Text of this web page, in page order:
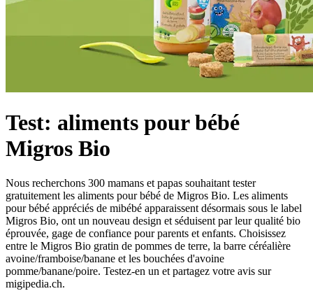
Test: aliments pour bébé
Migros Bio
Nous recherchons 300 mamans et papas souhaitant tester
gratuitement les aliments pour bébé de Migros Bio. Les aliments
pour bébé appréciés de mibébé apparaissent désormais sous le label
Migros Bio, ont un nouveau design et séduisent par leur qualité bio
éprouvée, gage de confiance pour parents et enfants. Choisissez
entre le Migros Bio gratin de pommes de terre, la barre céréalière
avoine/framboise/banane et les bouchées d'avoine
pomme/banane/poire. Testez-en un et partagez votre avis sur
migipedia.ch.